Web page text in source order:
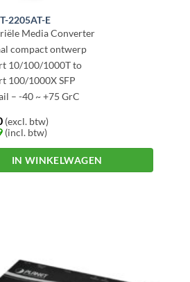
2205AT-E
Media Converter
compact ontwerp
10/100/1000T to
100/1000X SFP
– -40 ~ +75 GrC
(excl. btw)
(incl. btw)
IN WINKELWAGEN